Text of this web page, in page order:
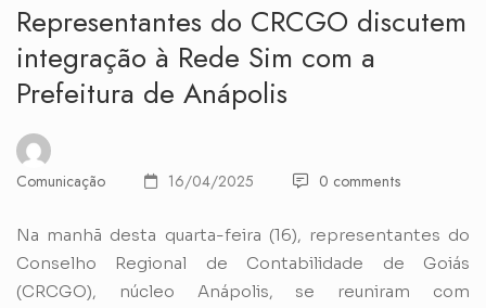
Representantes do CRCGO discutem
integração à Rede Sim com a
Prefeitura de Anápolis
Comunicação 16/04/2025 0 comments
Na manhã desta quarta-feira (16), representantes do
Conselho Regional de Contabilidade de Goiás
(CRCGO), núcleo Anápolis, se reuniram com